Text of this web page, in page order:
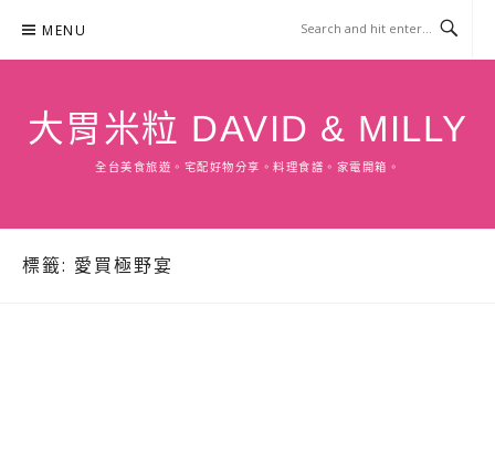
content
MENU
大胃米粒 DAVID & MILLY
全台美食旅遊。宅配好物分享。料理食譜。家電開箱。
標籤: 愛買極野宴